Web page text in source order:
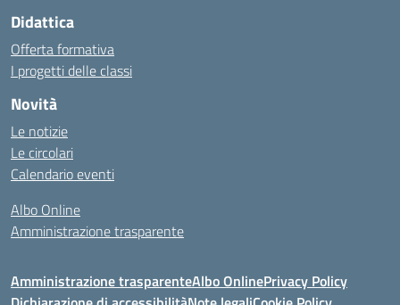
Didattica
Offerta formativa
I progetti delle classi
Novità
Le notizie
Le circolari
Calendario eventi
Albo Online
Amministrazione trasparente
Amministrazione trasparenteAlbo OnlinePrivacy Policy